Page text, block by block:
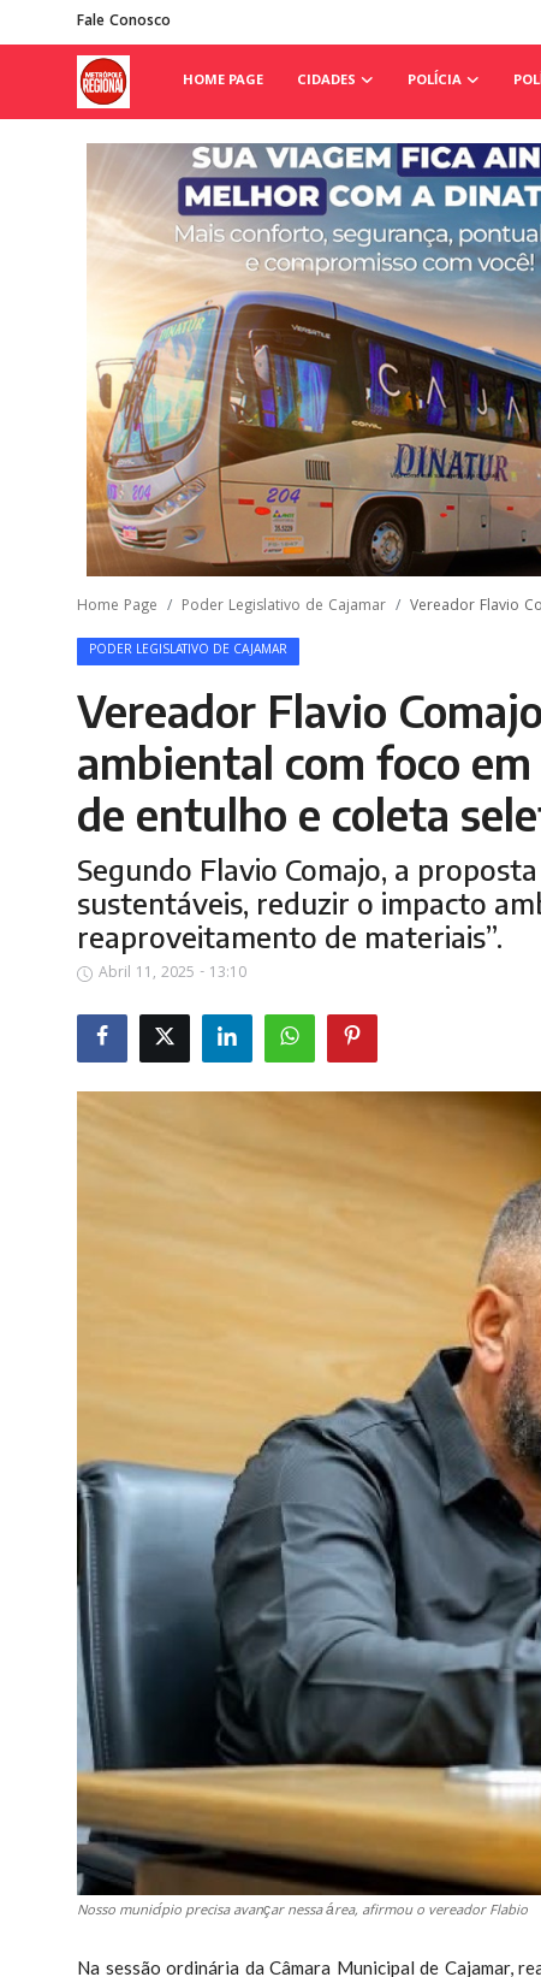
Fale Conosco
HOME PAGE CIDADES POLÍCIA
Fale Conosco
Poder Legislativo de Cajamar
Galeria de Fotos
Home Page Poder Legislativo de Cajamar Vereador Flavio
PODER LEGISLATIVO DE CAJAMAR
Vereador Flavio
ambiental com foco
de entulho e coleta
Segundo Flavio Comajo, a
sustentáveis, reduzir o impacto
reaproveitamento de materiais”.
Abril 11, 2025 - 13:10
Nosso município precisa avançar nessa área, afirmou o vereador Flabio
Na sessão ordinária da Câmara Municipal de Cajamar,